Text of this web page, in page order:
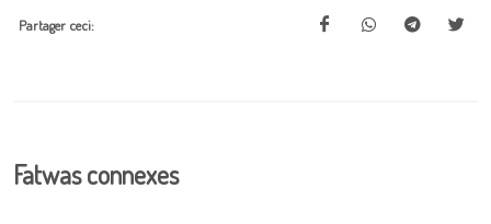
Partager ceci:
Fatwas connexes